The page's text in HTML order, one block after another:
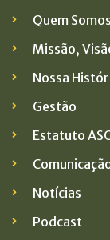
Quem Somos
Missão,
Nossa
Gestão
Estatuto
Notícias
Podcast